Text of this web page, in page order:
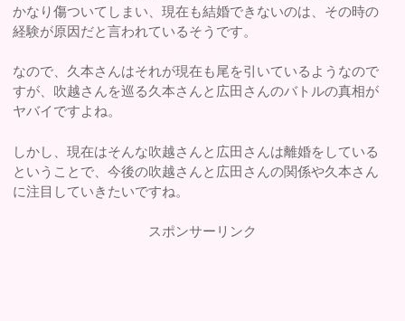
かなり傷ついてしまい、現在も結婚できないのは、その時の
経験が原因だと言われているそうです。
なので、久本さんはそれが現在も尾を引いているようなので
すが、吹越さんを巡る久本さんと広田さんのバトルの真相が
ヤバイですよね。
しかし、現在はそんな吹越さんと広田さんは離婚をしている
ということで、今後の吹越さんと広田さんの関係や久本さん
に注目していきたいですね。
スポンサーリンク